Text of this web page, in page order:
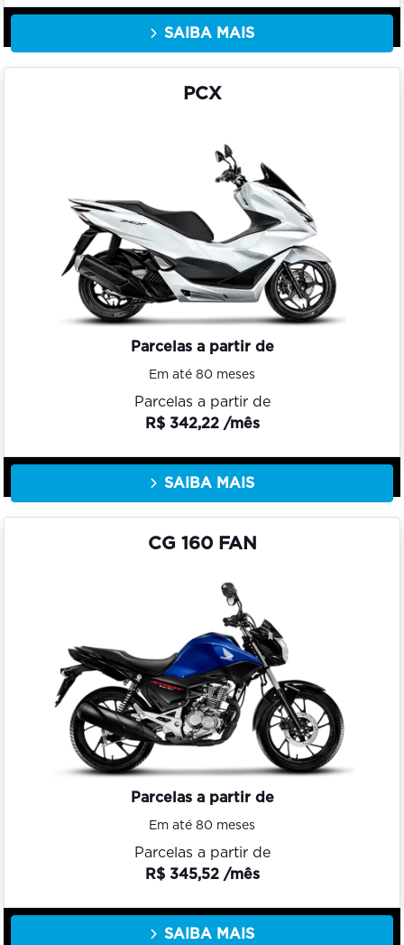
SAIBA MAIS
PCX
Parcelas a partir de
Em até 80 meses
Parcelas a partir de
R$ 342,22 /mês
SAIBA MAIS
CG 160 FAN
Parcelas a partir de
Em até 80 meses
Parcelas a partir de
R$ 345,52 /mês
SAIBA MAIS